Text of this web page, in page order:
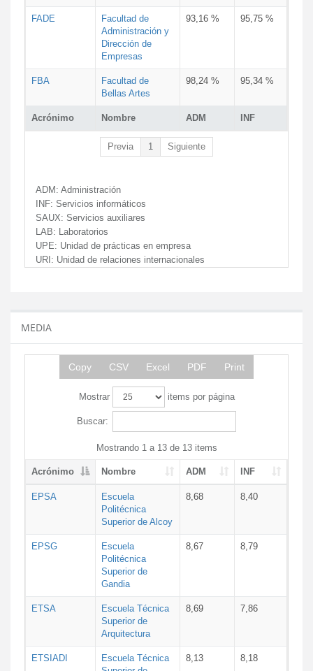
Acrónimo Nombre ADM INF
FADE
Facultad de
Administración y
Dirección de
Empresas
93,16 % 95,75 %
FBA
Facultad de
Bellas Artes
98,24 % 95,34 %
Previa 1 Siguiente
ADM: Administración
INF: Servicios informáticos
SAUX: Servicios auxiliares
LAB: Laboratorios
UPE: Unidad de prácticas en empresa
URI: Unidad de relaciones internacionales
MEDIA
Copy CSV Excel PDF Print
Mostrar items por página
Buscar:
Mostrando 1 a 13 de 13 items
Acrónimo Nombre ADM INF
EPSA
Escuela
Politécnica
Superior de Alcoy
8,68 8,40
EPSG
Escuela
Politécnica
Superior de
Gandia
8,67 8,79
ETSA
Escuela Técnica
Superior de
Arquitectura
8,69 7,86
ETSIADI
Escuela Técnica
8,13 8,18